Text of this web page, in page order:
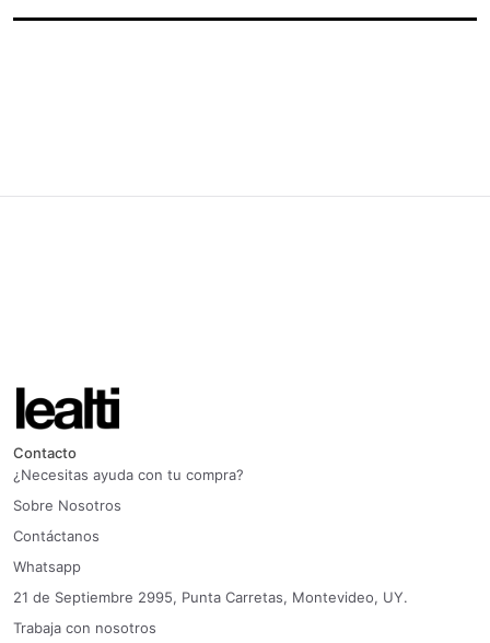
Contacto
¿Necesitas ayuda con tu compra?
Sobre Nosotros
Contáctanos
Whatsapp
21 de Septiembre 2995, Punta Carretas, Montevideo, UY.
Trabaja con nosotros